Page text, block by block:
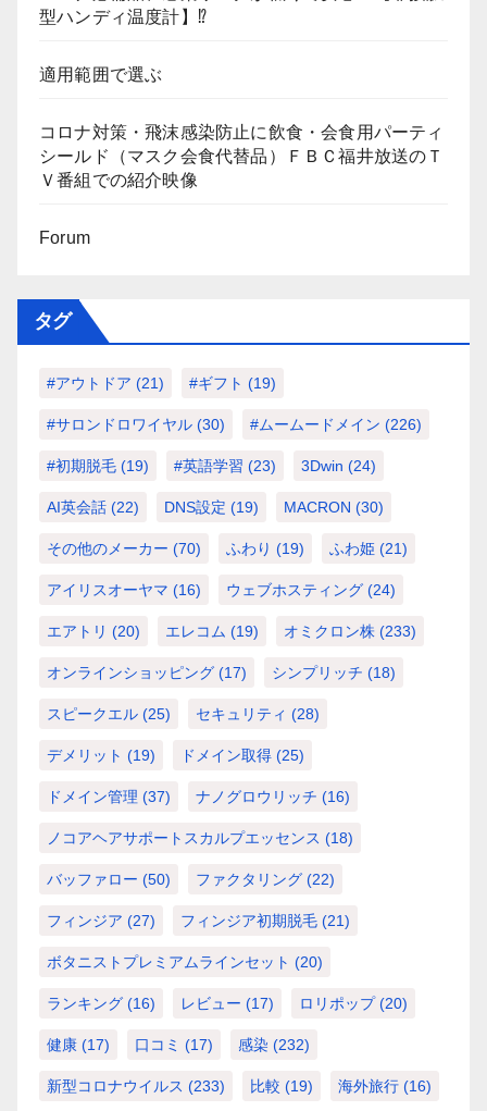
型ハンディ温度計】⁉
適用範囲で選ぶ
コロナ対策・飛沫感染防止に飲食・会食用パーティ
シールド（マスク会食代替品）ＦＢＣ福井放送のＴ
Ｖ番組での紹介映像
Forum
タグ
#アウトドア (21) #ギフト (19)
#サロンドロワイヤル (30) #ムームードメイン (226)
#初期脱毛 (19) #英語学習 (23) 3Dwin (24)
AI英会話 (22) DNS設定 (19) MACRON (30)
その他のメーカー (70) ふわり (19) ふわ姫 (21)
アイリスオーヤマ (16) ウェブホスティング (24)
エアトリ (20) エレコム (19) オミクロン株 (233)
オンラインショッピング (17) シンプリッチ (18)
スピークエル (25) セキュリティ (28)
デメリット (19) ドメイン取得 (25)
ドメイン管理 (37) ナノグロウリッチ (16)
ノコアヘアサポートスカルプエッセンス (18)
バッファロー (50) ファクタリング (22)
フィンジア (27) フィンジア初期脱毛 (21)
ボタニストプレミアムラインセット (20)
ランキング (16) レビュー (17) ロリポップ(20)
健康 (17) 口コミ (17) 感染 (232)
新型コロナウイルス (233) 比較 (19) 海外旅行 (16)